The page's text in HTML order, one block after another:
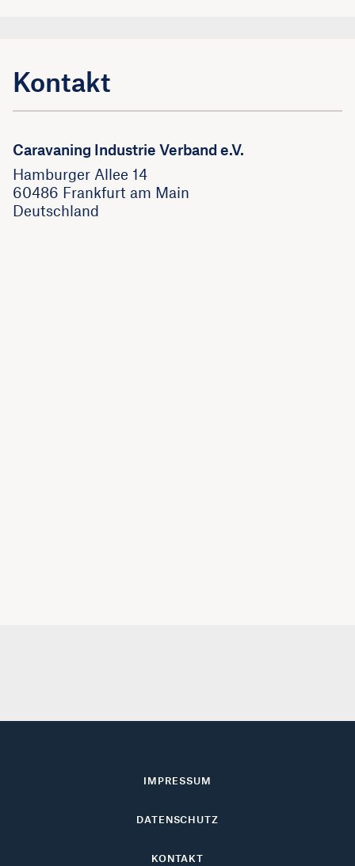
Kontakt
Caravaning Industrie Verband e.V.
Hamburger Allee 14
60486 Frankfurt am Main
Deutschland
IMPRESSUM
DATENSCHUTZ
KONTAKT